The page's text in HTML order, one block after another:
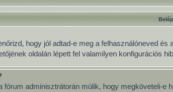
hogy jól adtad-e meg a felhasználóneved
oldalán lépett fel valamilyen konfigurációs
fórum adminisztrátorán múlik, hogy megköveteli-